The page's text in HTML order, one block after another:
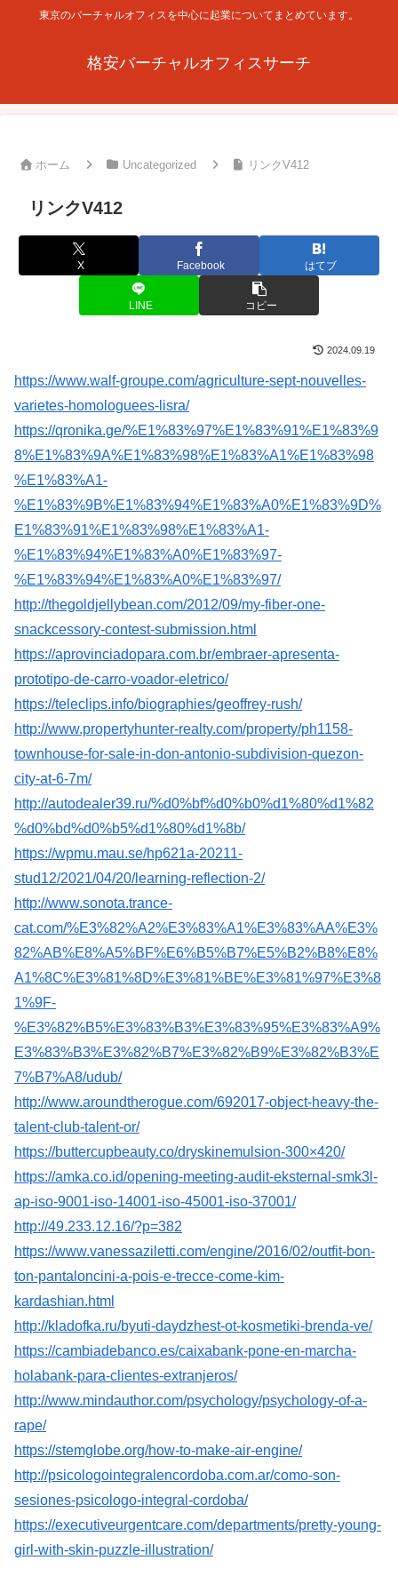
東京のバーチャルオフィスを中心に起業についてまとめています。
格安バーチャルオフィスサーチ
ホーム Uncategorized リンクV412
リンクV412
X Facebook はてブ
LINE コピー
2024.09.19
https://www.walf-groupe.com/agriculture-sept-nouvelles-
varietes-homologuees-lisra/
https://qronika.ge/%E1%83%97%E1%83%91%E1%83%9
8%E1%83%9A%E1%83%98%E1%83%A1%E1%83%98
%E1%83%A1-
%E1%83%9B%E1%83%94%E1%83%A0%E1%83%9D%
E1%83%91%E1%83%98%E1%83%A1-
%E1%83%94%E1%83%A0%E1%83%97-
%E1%83%94%E1%83%A0%E1%83%97/
http://thegoldjellybean.com/2012/09/my-fiber-one-
snackcessory-contest-submission.html
https://aprovinciadopara.com.br/embraer-apresenta-
prototipo-de-carro-voador-eletrico/
https://teleclips.info/biographies/geoffrey-rush/
http://www.propertyhunter-realty.com/property/ph1158-
townhouse-for-sale-in-don-antonio-subdivision-quezon-
city-at-6-7m/
http://autodealer39.ru/%d0%bf%d0%b0%d1%80%d1%82
%d0%bd%d0%b5%d1%80%d1%8b/
https://wpmu.mau.se/hp621a-20211-
stud12/2021/04/20/learning-reflection-2/
http://www.sonota.trance-
cat.com/%E3%82%A2%E3%83%A1%E3%83%AA%E3%
82%AB%E8%A5%BF%E6%B5%B7%E5%B2%B8%E8%
A1%8C%E3%81%8D%E3%81%BE%E3%81%97%E3%8
1%9F-
%E3%82%B5%E3%83%B3%E3%83%95%E3%83%A9%
E3%83%B3%E3%82%B7%E3%82%B9%E3%82%B3%E
7%B7%A8/udub/
http://www.aroundtherogue.com/692017-object-heavy-the-
talent-club-talent-or/
https://buttercupbeauty.co/dryskinemulsion-300×420/
https://amka.co.id/opening-meeting-audit-eksternal-smk3l-
ap-iso-9001-iso-14001-iso-45001-iso-37001/
http://49.233.12.16/?p=382
https://www.vanessaziletti.com/engine/2016/02/outfit-bon-
ton-pantaloncini-a-pois-e-trecce-come-kim-
kardashian.html
http://kladofka.ru/byuti-daydzhest-ot-kosmetiki-brenda-ve/
https://cambiadebanco.es/caixabank-pone-en-marcha-
holabank-para-clientes-extranjeros/
http://www.mindauthor.com/psychology/psychology-of-a-
rape/
https://stemglobe.org/how-to-make-air-engine/
http://psicologointegralencordoba.com.ar/como-son-
sesiones-psicologo-integral-cordoba/
https://executiveurgentcare.com/departments/pretty-young-
girl-with-skin-puzzle-illustration/